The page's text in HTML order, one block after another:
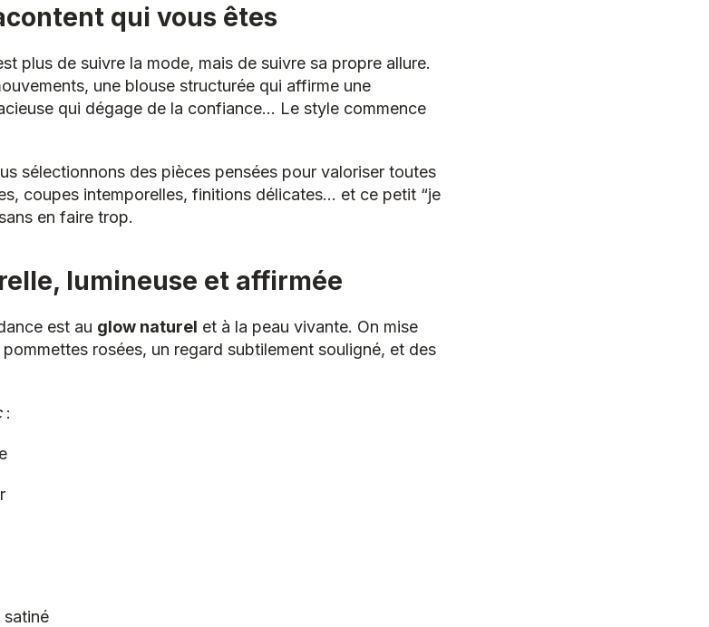
qui vous êtes
plus de suivre la mode, mais de suivre sa propre allure.
une blouse structurée qui affirme une
qui dégage de la confiance… Le style commence
sélectionnons des pièces pensées pour valoriser toutes
coupes intemporelles, finitions délicates… et ce petit “je
en faire trop.
lumineuse et affirmée
est au glow naturel et à la peau vivante. On mise
rosées, un regard subtilement souligné, et des
:
satiné